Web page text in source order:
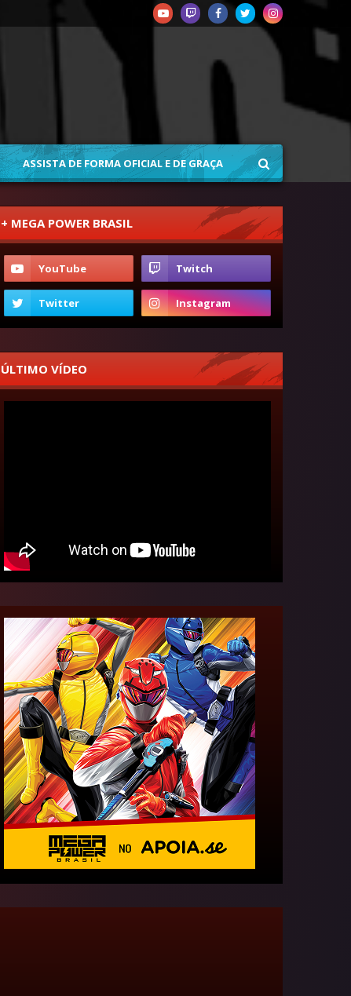
ASSISTA DE FORMA OFICIAL E DE GRAÇA
+ MEGA POWER BRASIL
ÚLTIMO VÍDEO